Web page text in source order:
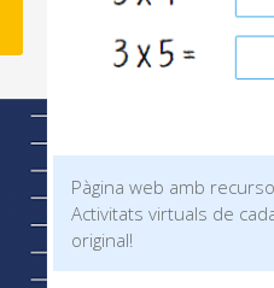
Pàgina web amb
Activitats virtuals de
original!